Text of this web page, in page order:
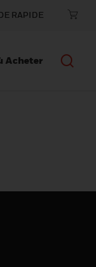
RAPIDE
Acheter